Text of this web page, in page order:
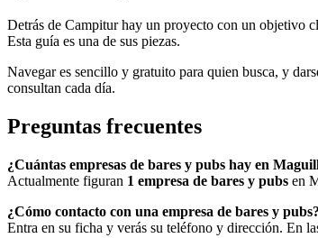
Detrás de Campitur hay un proyecto con un objetivo
Esta guía es una de sus piezas.
Navegar es sencillo y gratuito para quien busca, y
consultan cada día.
Preguntas frecuentes
¿Cuántas empresas de bares y pubs hay en
Actualmente figuran 1 empresa de bares y pubs en
¿Cómo contacto con una empresa de bares y pubs?
Entra en su ficha y verás su teléfono y dirección. En